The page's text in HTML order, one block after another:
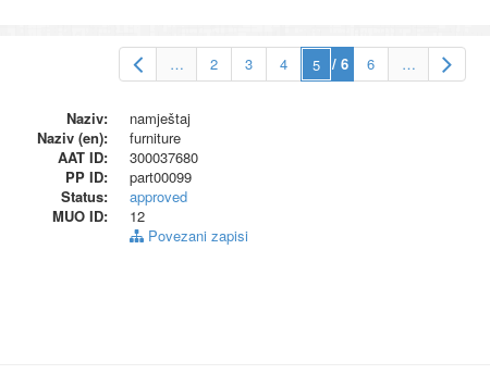
… 2 3 4 / 6 6 …
Naziv:
namještaj
Naziv (en):
furniture
AAT ID:
300037680
PP ID:
part00099
Status:
approved
MUO ID:
12
Povezani zapisi